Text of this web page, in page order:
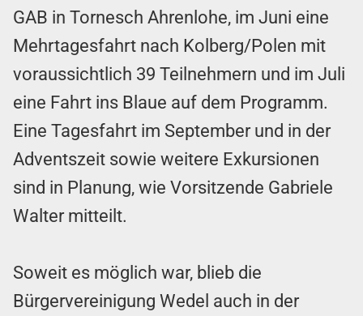
GAB in Tornesch Ahrenlohe, im Juni eine
Mehrtagesfahrt nach Kolberg/Polen mit
voraussichtlich 39 Teilnehmern und im Juli
eine Fahrt ins Blaue auf dem Programm.
Eine Tagesfahrt im September und in der
Adventszeit sowie weitere Exkursionen
sind in Planung, wie Vorsitzende Gabriele
Walter mitteilt.
Soweit es möglich war, blieb die
Bürgervereinigung Wedel auch in der